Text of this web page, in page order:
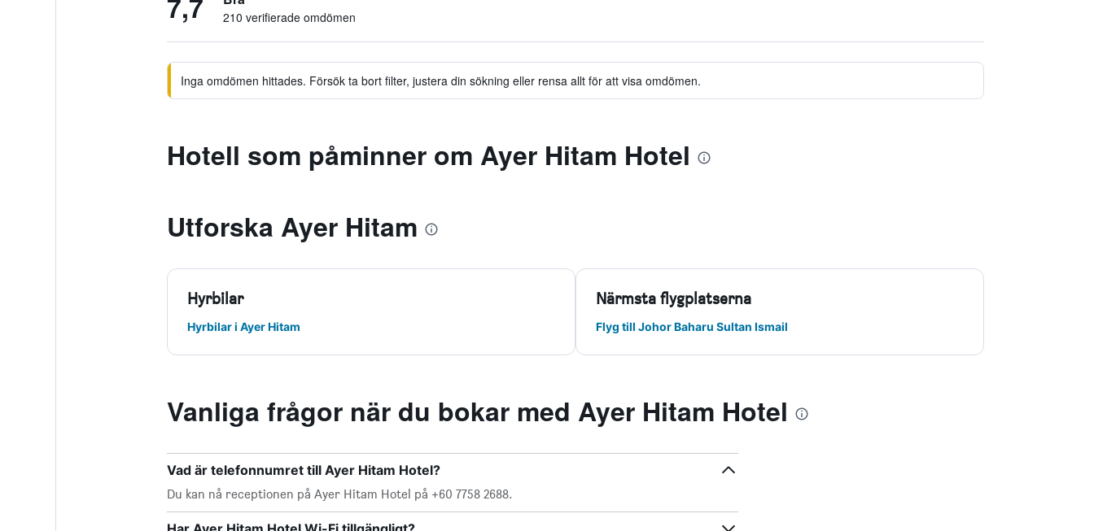
210 verifierade omdömen
Inga omdömen hittades. Försök ta bort filter, justera din sökning eller rensa allt för att visa omdömen.
Hotell som påminner om Ayer Hitam Hotel
Utforska Ayer Hitam
Hyrbilar
Hyrbilar i Ayer Hitam
Närmsta flygplatserna
Flyg till Johor Baharu Sultan Ismail
Vanliga frågor när du bokar med Ayer Hitam Hotel
Vad är telefonnumret till Ayer Hitam Hotel?
Du kan nå receptionen på Ayer Hitam Hotel på +60 7758 2688.